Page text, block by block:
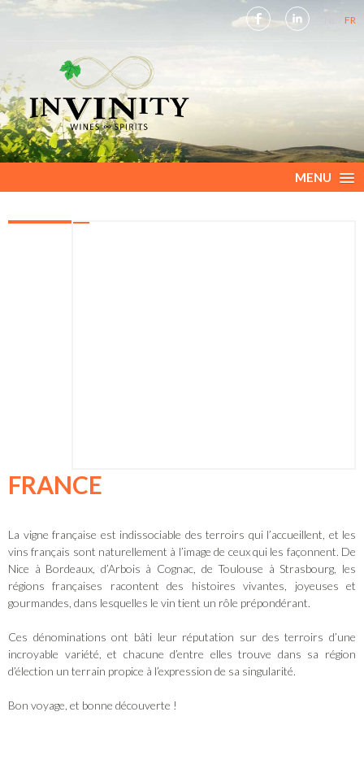
FR
MENU
FRANCE
La vigne française est indissociable des terroirs qui l’accueillent, et les
vins français sont naturellement à l’image de ceux qui les façonnent. De
Nice à Bordeaux, d’Arbois à Cognac, de Toulouse à Strasbourg, les
régions françaises racontent des histoires vivantes, joyeuses et
gourmandes, dans lesquelles le vin tient un rôle prépondérant.
Ces dénominations ont bâti leur réputation sur des terroirs d’une
incroyable variété, et chacune d’entre elles trouve dans sa région
d’élection un terrain propice à l’expression de sa singularité.
Bon voyage, et bonne découverte !